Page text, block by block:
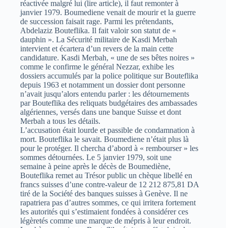
réactivée malgré lui (lire article), il faut remonter à
janvier 1979. Boumediene venait de mourir et la guerre
de succession faisait rage. Parmi les prétendants,
Abdelaziz Bouteflika. Il fait valoir son statut de «
dauphin ». La Sécurité militaire de Kasdi Merbah
intervient et écartera d’un revers de la main cette
candidature. Kasdi Merbah, « une de ses bêtes noires »
comme le confirme le général Nezzar, exhibe les
dossiers accumulés par la police politique sur Bouteflika
depuis 1963 et notamment un dossier dont personne
n’avait jusqu’alors entendu parler : les détournements
par Bouteflika des reliquats budgétaires des ambassades
algériennes, versés dans une banque Suisse et dont
Merbah a tous les détails.
L’accusation était lourde et passible de condamnation à
mort. Bouteflika le savait. Boumediene n’était plus là
pour le protéger. Il chercha d’abord à « rembourser » les
sommes détournées. Le 5 janvier 1979, soit une
semaine à peine après le décès de Boumediène,
Bouteflika remet au Trésor public un chèque libellé en
francs suisses d’une contre-valeur de 12 212 875,81 DA
tiré de la Société des banques suisses à Genève. Il ne
rapatriera pas d’autres sommes, ce qui irritera fortement
les autorités qui s’estimaient fondées à considérer ces
légèretés comme une marque de mépris à leur endroit.